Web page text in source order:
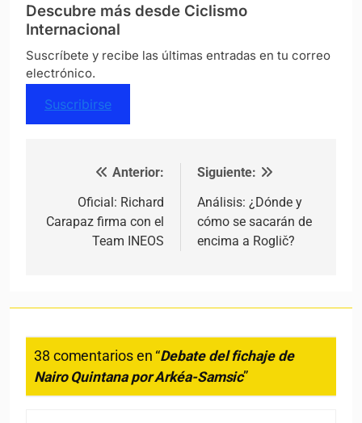
Descubre más desde Ciclismo
Internacional
Suscríbete y recibe las últimas entradas en tu correo
electrónico.
Suscribirse
Navegación de entradas
Anterior:
Oficial: Richard
Carapaz firma con el
Team INEOS
Siguiente:
Análisis: ¿Dónde y
cómo se sacarán de
encima a Roglič?
38 comentarios en “Debate del fichaje de
Nairo Quintana por Arkéa-Samsic”